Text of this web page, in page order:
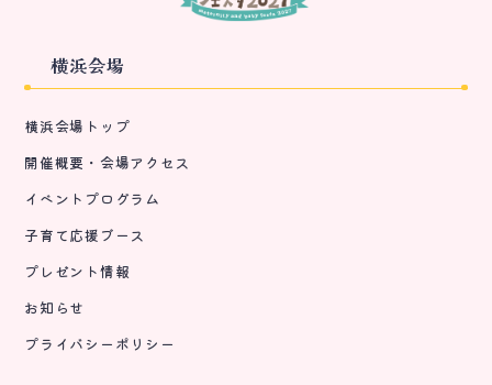
横浜会場
横浜会場トップ
開催概要・会場アクセス
イベントプログラム
子育て応援ブース
プレゼント情報
お知らせ
プライバシーポリシー